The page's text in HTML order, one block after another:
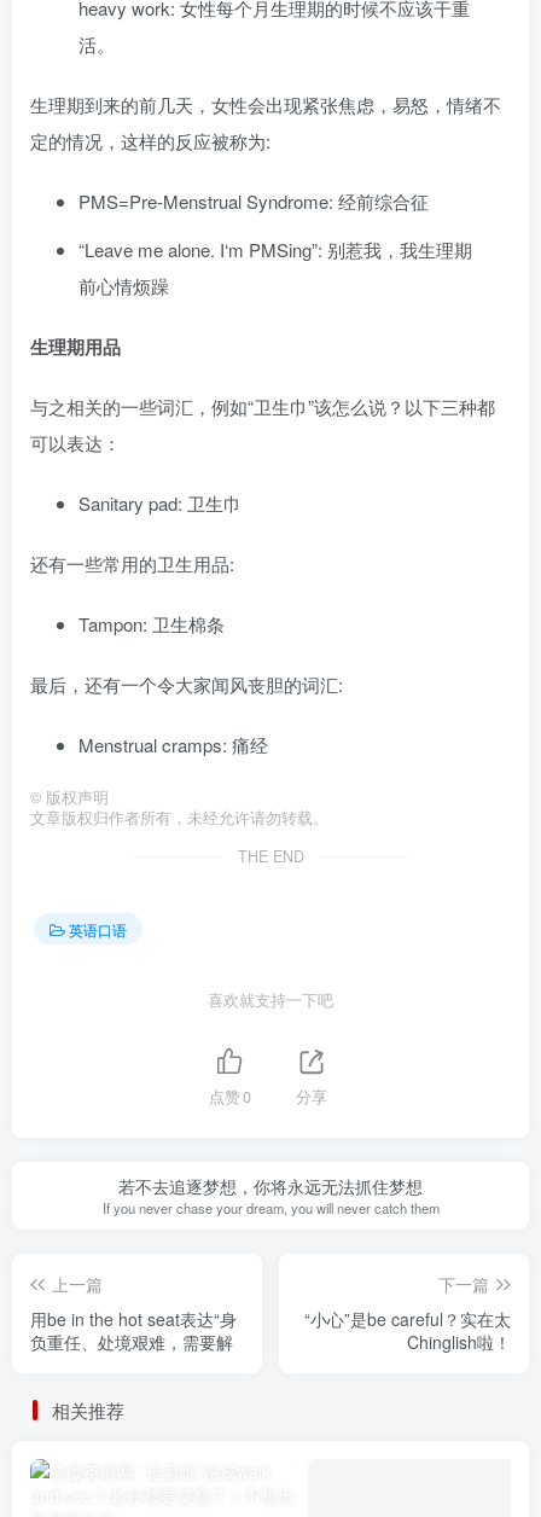
heavy work: 女性每个月生理期的时候不应该干重
活。
生理期到来的前几天，女性会出现紧张焦虑，易怒，情绪不
定的情况，这样的反应被称为:
PMS=Pre-Menstrual Syndrome: 经前综合征
“Leave me alone. I‘m PMSing”: 别惹我，我生理期
前心情烦躁
生理期用品
与之相关的一些词汇，例如“卫生巾”该怎么说？以下三种都
可以表达：
Sanitary pad: 卫生巾
还有一些常用的卫生用品:
Tampon: 卫生棉条
最后，还有一个令大家闻风丧胆的词汇:
Menstrual cramps: 痛经
© 版权声明
文章版权归作者所有，未经允许请勿转载。
THE END
英语口语
喜欢就支持一下吧
点赞0 分享
若不去追逐梦想，你将永远无法抓住梦想
If you never chase your dream, you will never catch them
上一篇
用be in the hot seat表达“身
负重任、处境艰难，需要解
下一篇
“小心”是be careful？实在太
Chinglish啦！
相关推荐